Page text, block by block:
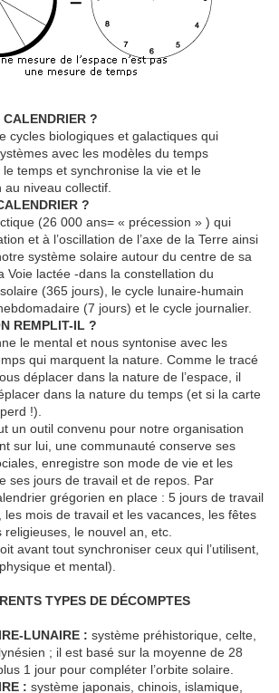
CALENDRIER ?
cycles biologiques et galactiques qui
avec les modèles du temps
temps et synchronise la vie et le
niveau collectif.
?
(26 000 ans= « précession » ) qui
et à l’oscillation de l’axe de la Terre ainsi
système solaire autour du centre de sa
Voie lactée -dans la constellation du
(365 jours), le cycle lunaire-humain
(7 jours) et le cycle journalier.
REMPLIT-IL ?
le mental et nous syntonise avec les
qui marquent la nature. Comme le tracé
déplacer dans la nature de l’espace, il
dans la nature du temps (et si la carte
!).
un outil convenu pour notre organisation
sur lui, une communauté conserve ses
enregistre son mode de vie et les
ses jours de travail et de repos. Par
grégorien en place : 5 jours de travail
mois de travail et les vacances, les fêtes
le nouvel an, etc.
avant tout synchroniser ceux qui l’utilisent,
et mental).
TYPES DE DÉCOMPTES
LUNAIRE : système préhistorique, celte,
; il est basé sur la moyenne de 28
1 jour pour compléter l’orbite solaire.
: système japonais, chinois, islamique,